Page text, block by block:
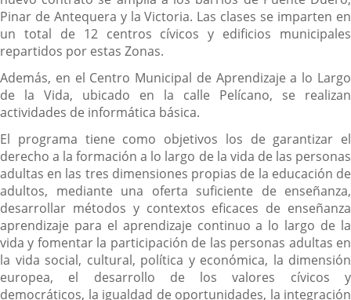
Pinar de Antequera y la Victoria. Las clases se imparten en
un total de 12 centros cívicos y edificios municipales
repartidos por estas Zonas.
Además, en el Centro Municipal de Aprendizaje a lo Largo
de la Vida, ubicado en la calle Pelícano, se realizan
actividades de informática básica.
El programa tiene como objetivos los de garantizar el
derecho a la formación a lo largo de la vida de las personas
adultas en las tres dimensiones propias de la educación de
adultos, mediante una oferta suficiente de enseñanza,
desarrollar métodos y contextos eficaces de enseñanza
aprendizaje para el aprendizaje continuo a lo largo de la
vida y fomentar la participación de las personas adultas en
la vida social, cultural, política y económica, la dimensión
europea, el desarrollo de los valores cívicos y
democráticos, la igualdad de oportunidades, la integración